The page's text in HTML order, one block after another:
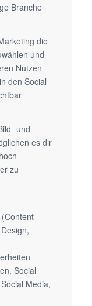
Branche
die
und
Nutzen
den Social
und
es dir
zu
Social
Media,